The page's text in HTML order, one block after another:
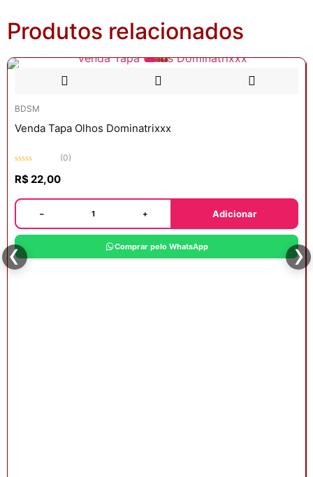
Produtos relacionados
BDSM
Venda Tapa Olhos Dominatrixxx
0
(0)
R$22,00
− + Adicionar
Comprar pelo WhatsApp
‹ ›